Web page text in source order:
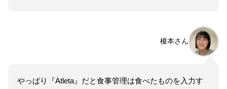
やっぱり『Atleta』だと食事管理は食べたものを入力す
榎本さん